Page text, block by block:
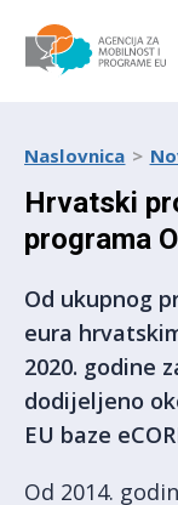
Naslovnica
Hrvatski
programa
Od ukupnog
eura
2020. godine
dodijeljeno
EU baze
Od 2014.